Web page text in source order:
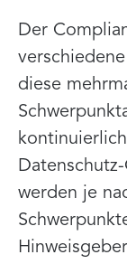
Der
diese
werden je